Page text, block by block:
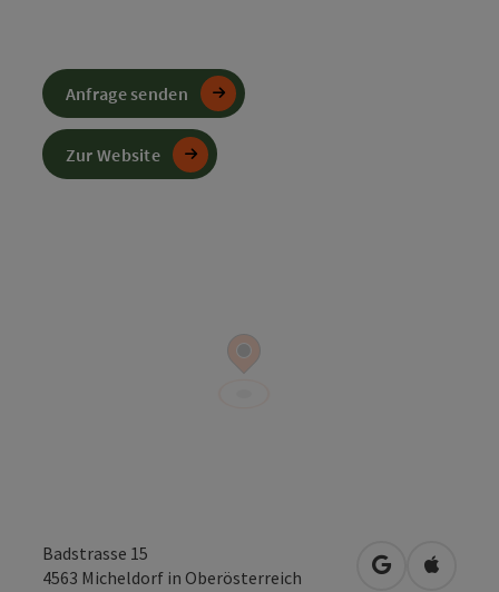
Badstrasse 15
4563 Micheldorf in Oberösterreich in Google
in
Anfrage senden
Zur Website